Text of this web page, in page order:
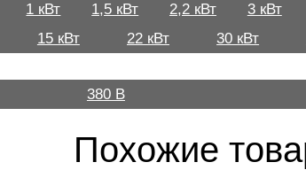
1 кВт 1,5 кВт 2,2 кВт 3 кВт
15 кВт 22 кВт 30 кВт
380 В
Похожие